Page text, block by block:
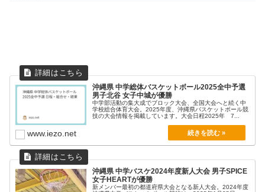
沖縄県 中学総体バスケットボール2025全中予選
男子北谷 女子中城が優勝
中学部活動の集大成でブロック大会、全国大会へと続く中
学校総合体育大会。2025年度、沖縄県バスケットボール競
技の大会情報を掲載しています。大会日程2025年 7...
www.iezo.net
沖縄県 中学バスケ2024年度新人大会 男子SPICE
女子HEARTが優勝
新メンバー最初の都道府県大会となる新人大会。2024年度